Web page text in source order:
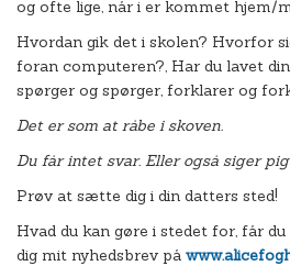
og ofte lige, når i er kommet hjem/
Hvordan gik det i skolen? Hvorfor
foran computeren?, Har du lavet din
spørger og spørger, forklarer og
Det er som at råbe i skoven.
Du får intet svar. Eller også siger
Prøv at sætte dig i din datters sted!
Hvad du kan gøre i stedet for, får
dig mit nyhedsbrev på